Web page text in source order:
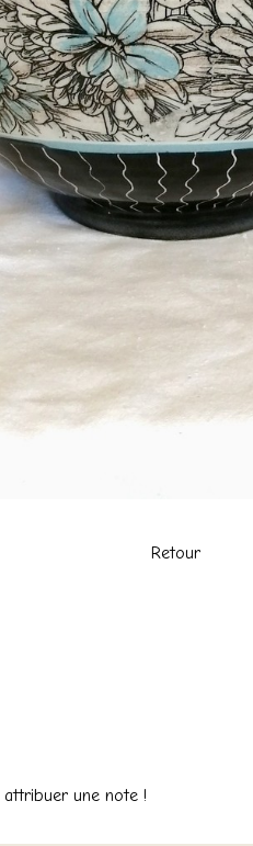
Retour
une note !